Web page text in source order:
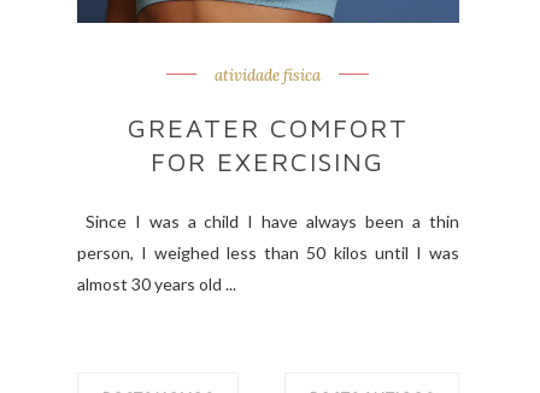
atividade física
GREATER COMFORT
FOR EXERCISING
Since I was a child I have always been a thin
person, I weighed less than 50 kilos until I was
almost 30 years old ...